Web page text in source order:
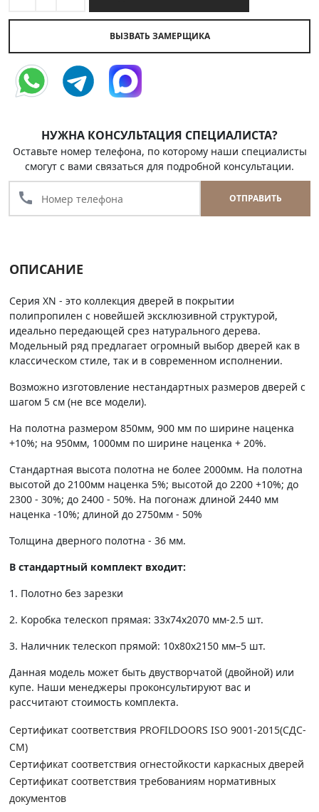
ВЫЗВАТЬ ЗАМЕРЩИКА
НУЖНА КОНСУЛЬТАЦИЯ СПЕЦИАЛИСТА?
Оставьте номер телефона, по которому наши специалисты
смогут с вами связаться для подробной консультации.
call ОТПРАВИТЬ
ОПИСАНИЕ
Серия XN - это коллекция дверей в покрытии
полипропилен с новейшей эксклюзивной структурой,
идеально передающей срез натурального дерева.
Модельный ряд предлагает огромный выбор дверей как в
классическом стиле, так и в современном исполнении.
Возможно изготовление нестандартных размеров дверей с
шагом 5 см (не все модели).
На полотна размером 850мм, 900 мм по ширине наценка
+10%; на 950мм, 1000мм по ширине наценка + 20%.
Стандартная высота полотна не более 2000мм. На полотна
высотой до 2100мм наценка 5%; высотой до 2200 +10%; до
2300 - 30%; до 2400 - 50%. На погонаж длиной 2440 мм
наценка -10%; длиной до 2750мм - 50%
Толщина дверного полотна - 36 мм.
В стандартный комплект входит:
1. Полотно без зарезки
2. Коробка телескоп прямая: 33х74х2070 мм-2.5 шт.
3. Наличник телескоп прямой: 10х80х2150 мм–5 шт.
Данная модель может быть двустворчатой (двойной) или
купе. Наши менеджеры проконсультируют вас и
рассчитают стоимость комплекта.
Сертификат соответствия PROFILDOORS ISO 9001-2015(СДС-
СМ)
Сертификат соответствия огнестойкости каркасных дверей
Сертификат соответствия требованиям нормативных
документов